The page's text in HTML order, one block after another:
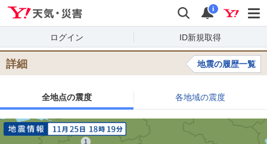
検索 通知
i
ログイン ID新規取得
詳細 地震の履歴一覧
全地点の震度 各地域の震度